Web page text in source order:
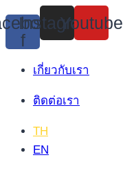
Skip
to
content
f
Instagram
Youtube
เกี่ยวกับเรา
ติดต่อเรา
TH
EN